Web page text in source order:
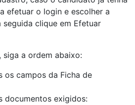
efetuar o login e escolher a
seguida clique em Efetuar
siga a ordem abaixo:
os campos da Ficha de
documentos exigidos: